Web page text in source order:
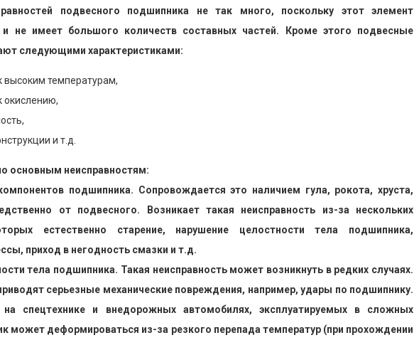
подвесного подшипника не так много, поскольку этот элемент
и не имеет большого количеств составных частей. Кроме этого подвесные
следующими характеристиками:
высоким температурам,
окислению,
и т.д.
основным неисправностям:
подшипника. Сопровождается это наличием гула, рокота, хруста,
от подвесного. Возникает такая неисправность из-за нескольких
естественно старение, нарушение целостности тела подшипника,
приход в негодность смазки и т.д.
тела подшипника. Такая неисправность может возникнуть в редких случаях.
серьезные механические повреждения, например, удары по подшипнику.
спецтехнике и внедорожных автомобилях, эксплуатируемых в сложных
может деформироваться из-за резкого перепада температур (при прохождении